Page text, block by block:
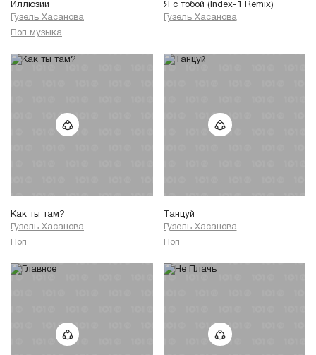
Иллюзии
Гузель Хасанова
Поп музыка
Я с тобой (Index-1 Remix)
Гузель Хасанова
Как ты там?
Гузель Хасанова
Поп
Танцуй
Гузель Хасанова
Поп